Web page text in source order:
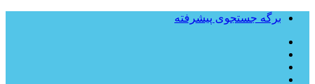
برگه جستجوی پیشرفته